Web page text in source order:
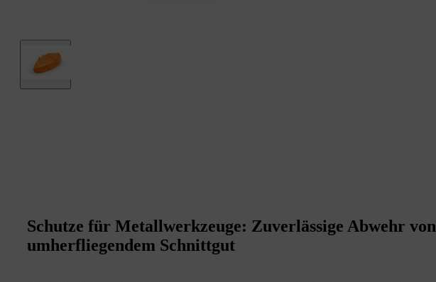
Schutze für Metallwerkzeuge: Zuverlässige Abwehr von
umherfliegendem Schnittgut